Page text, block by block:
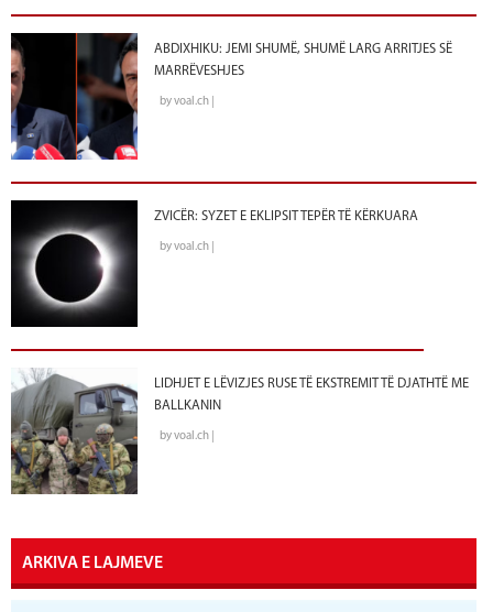
ABDIXHIKU: JEMI SHUMË, SHUMË LARG ARRITJES SË
MARRËVESHJES
by voal.ch |
ZVICËR: SYZET E EKLIPSIT TEPËR TË KËRKUARA
by voal.ch |
LIDHJET E LËVIZJES RUSE TË EKSTREMIT TË DJATHTË ME
BALLKANIN
by voal.ch |
ARKIVA E LAJMEVE